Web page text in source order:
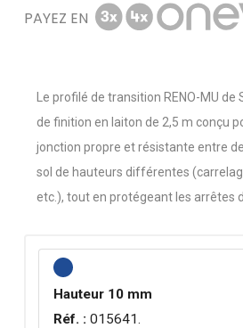
PAYEZ EN
Le profilé de transition RENO-MU de
de finition en laiton de 2,5 m conçu
jonction propre et résistante entre
sol de hauteurs différentes
etc.), tout en protégeant les arrêtes
Hauteur 10 mm
Réf. : 015641.